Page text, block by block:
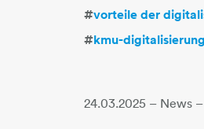
#vorteile der
#kmu-
24.03.2025– News–